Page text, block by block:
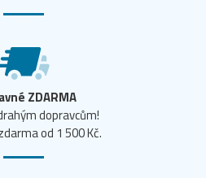
ZDARMA
dopravcům!
od 1 500 Kč.